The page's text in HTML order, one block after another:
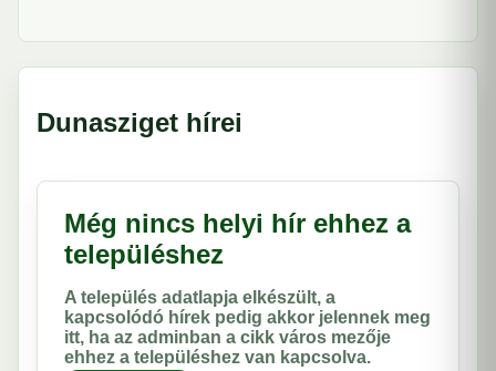
Dunasziget hírei
Még nincs helyi hír ehhez a
településhez
A település adatlapja elkészült, a
kapcsolódó hírek pedig akkor jelennek meg
itt, ha az adminban a cikk város mezője
ehhez a településhez van kapcsolva.